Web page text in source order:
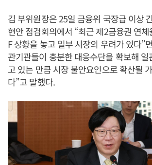
김 부위원장은 25일 금융위 국장급 이상
현안 점검회의에서 “최근 제2금융권 연
F 상황을 놓고 일부 시장의 우려가 있다”
관기관들이 충분한 대응수단을 확보해
고 있는 만큼 시장 불안요인으로 확산될
다”고 말했다.